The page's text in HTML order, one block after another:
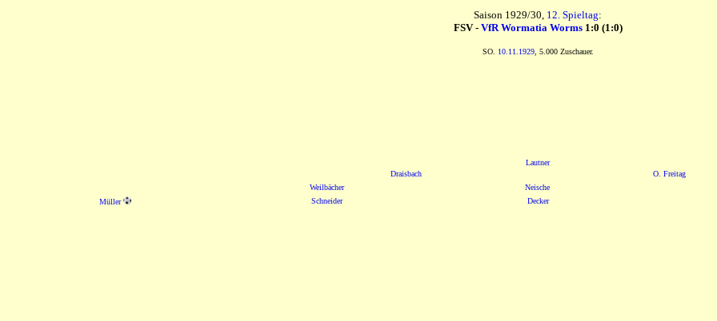
Saison 1929/30, 12. Spieltag:
FSV - VfR Wormatia Worms1:0 (1:0)
SO. 10.11.1929, 5.000 Zuschauer.
Lautner
Draisbach
O. Freitag
Weilbächer
Neische
Müller
Schneider Decker